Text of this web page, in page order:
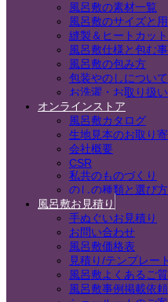
風呂敷の素材一覧
風呂敷のサイズと
縫製＆ヒートカット
風呂敷仕様と包む事
風呂敷の包み方
包装やのしについて
お洗濯・お取り扱い
オンラインストア
風呂敷カタログ
生地見本のお取り
会社概要
CSR
私共のものづくり
のしの種類と選び
風呂敷お見積り
手ぬぐいお見積り
お問い合わせ
風呂敷価格表
見積り/テンプレー
風呂敷よくあるご
風呂敷事例掲載依頼